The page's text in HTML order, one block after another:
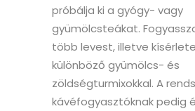
próbálja ki a gyógy- vagy
gyümölcsteákat.
több levest, illetve
különböző gyümölcs- és
zöldségturmixokkal. A
kávéfogyasztóknak pedig